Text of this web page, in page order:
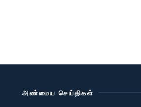
அண்மைய செய்திகள்